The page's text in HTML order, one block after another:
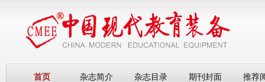
首页 杂志简介 杂志目录 期刊封面 推荐